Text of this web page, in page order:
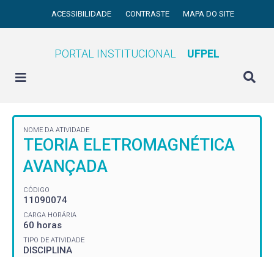
ACESSIBILIDADE CONTRASTE MAPA DO SITE
PORTAL INSTITUCIONAL UFPEL
NOME DA ATIVIDADE
TEORIA ELETROMAGNÉTICA
AVANÇADA
CÓDIGO
11090074
CARGA HORÁRIA
60 horas
TIPO DE ATIVIDADE
DISCIPLINA